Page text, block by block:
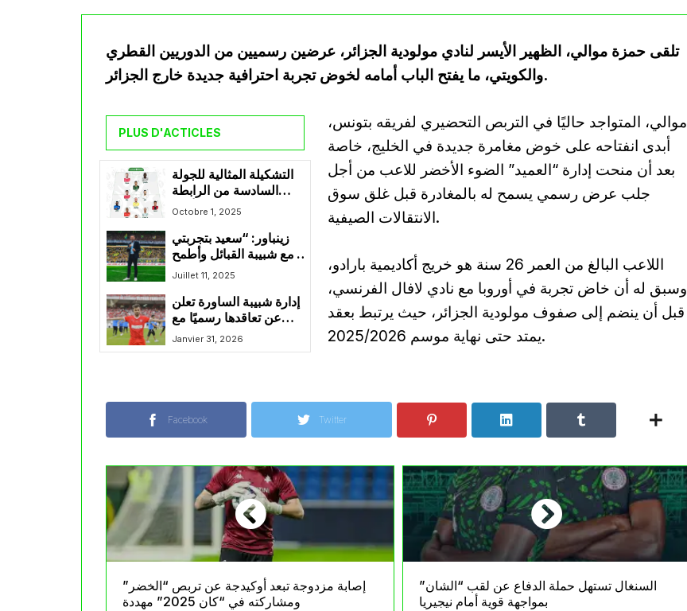
تلقى حمزة موالي، الظهير الأيسر لنادي مولودية الجزائر، عرضين رسميين من الدوريين القطري
والكويتي، ما يفتح الباب أمامه لخوض تجربة احترافية جديدة خارج الجزائر.
PLUS D'ACTICLES
التشكيلة المثالية للجولة
السادسة من الرابطة
الأولى
Octobre 1, 2025
زينباور: “سعيد بتجربتي
مع شبيبة القبائل وأطمح
Juillet 11, 2025
إدارة شبيبة الساورة تعلن
عن تعاقدها رسميًا مع
حسين سالمي قادما من
شباب بلوزداد
Janvier 31, 2026
موالي، المتواجد حاليًا في التربص التحضيري لفريقه بتونس،
أبدى انفتاحه على خوض مغامرة جديدة في الخليج، خاصة
بعد أن منحت إدارة “العميد” الضوء الأخضر للاعب من أجل
جلب عرض رسمي يسمح له بالمغادرة قبل غلق سوق
الانتقالات الصيفية.
اللاعب البالغ من العمر 26 سنة هو خريج أكاديمية بارادو،
وسبق له أن خاض تجربة في أوروبا مع نادي لافال الفرنسي،
قبل أن ينضم إلى صفوف مولودية الجزائر، حيث يرتبط بعقد
يمتد حتى نهاية موسم 2025/2026.
Facebook Twitter
إصابة مزدوجة تبعد أوكيدجة عن تربص “الخضر”
ومشاركته في “كان 2025” مهددة
السنغال تستهل حملة الدفاع عن لقب “الشان”
بمواجهة قوية أمام نيجيريا